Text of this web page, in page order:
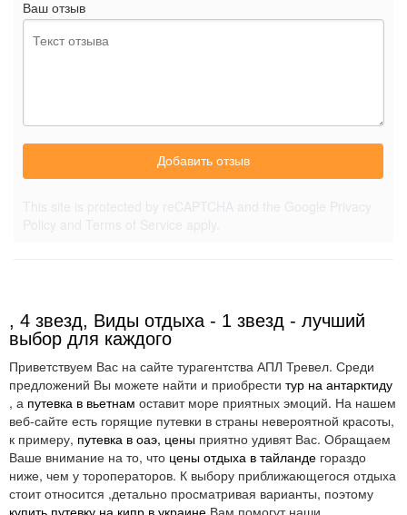
Ваш отзыв
Добавить отзыв
, 4 звезд, Виды отдыха - 1 звезд - лучший
выбор для каждого
Приветствуем Вас на сайте турагентства АПЛ Тревел. Среди
предложений Вы можете найти и приобрести тур на антарктиду
, а путевка в вьетнам оставит море приятных эмоций. На нашем
веб-сайте есть горящие путевки в страны невероятной красоты,
к примеру, путевка в оаэ, цены приятно удивят Вас. Обращаем
Ваше внимание на то, что цены отдыха в тайланде гораздо
ниже, чем у тороператоров. К выбору приближающегося отдыха
стоит относится ,детально просматривая варианты, поэтому
купить путевку на кипр в украине Вам помогут наши